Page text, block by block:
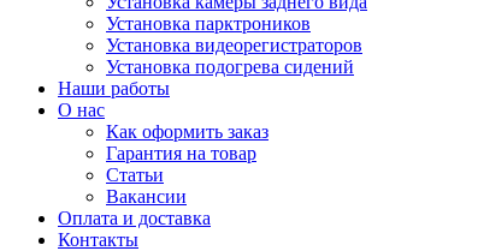
Установка парктроников
Установка видеорегистраторов
Установка подогрева сидений
Наши работы
О нас
Как оформить заказ
Гарантия на товар
Статьи
Вакансии
Оплата и доставка
Контакты